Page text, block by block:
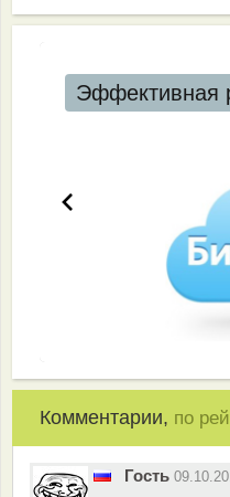
Эффективная
Комментарии, по
Гость